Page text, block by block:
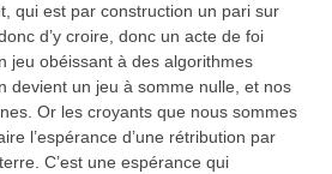
qui est par construction un pari sur
d’y croire, donc un acte de foi
jeu obéissant à des algorithmes
devient un jeu à somme nulle, et nos
Or les croyants que nous sommes
l’espérance d’une rétribution par
C’est une espérance qui